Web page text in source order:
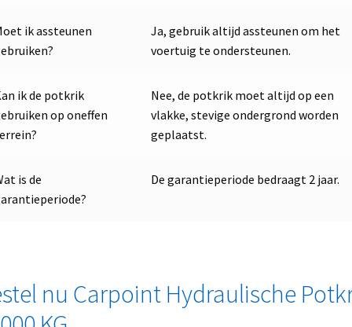
ik assteunen
Ja, gebruik altijd assteunen om het
voertuig te ondersteunen.
ik de potkrik
op oneffen
Nee, de potkrik moet altijd op een
vlakke, stevige ondergrond worden
geplaatst.
is de
De garantieperiode bedraagt 2 jaar.
nu Carpoint Hydraulische